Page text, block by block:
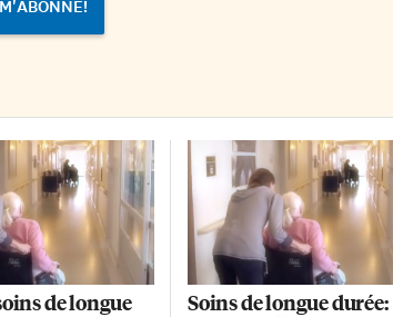
de longue
Soins de longue durée: